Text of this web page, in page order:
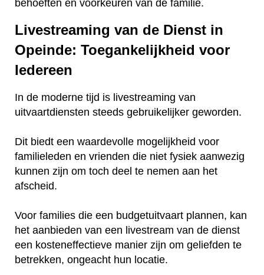
behoeften en voorkeuren van de familie.
Livestreaming van de Dienst in
Opeinde: Toegankelijkheid voor
Iedereen
In de moderne tijd is livestreaming van
uitvaartdiensten steeds gebruikelijker geworden.
Dit biedt een waardevolle mogelijkheid voor
familieleden en vrienden die niet fysiek aanwezig
kunnen zijn om toch deel te nemen aan het
afscheid.
Voor families die een budgetuitvaart plannen, kan
het aanbieden van een livestream van de dienst
een kosteneffectieve manier zijn om geliefden te
betrekken, ongeacht hun locatie.